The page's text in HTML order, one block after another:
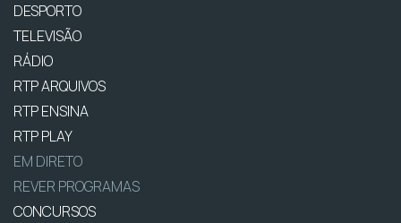
DESPORTO
TELEVISÃO
RÁDIO
RTP ARQUIVOS
RTP ENSINA
RTP PLAY
EM DIRETO
REVER PROGRAMAS
CONCURSOS